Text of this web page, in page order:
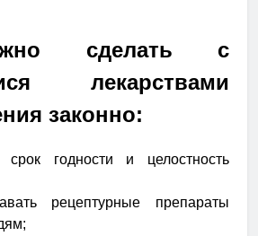
сделать с
лекарствами
законно:
срок годности и целостность
рецептурные препараты